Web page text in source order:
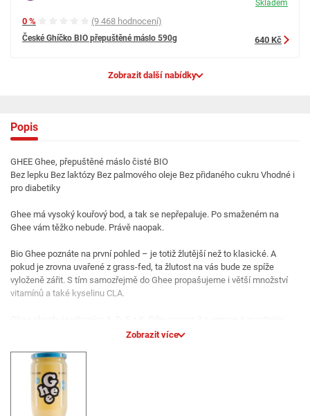
0 % (9 468 hodnocení)
České Ghíčko BIO přepuštěné máslo 590g
Skladem
640 Kč
Zobrazit další nabídky
Popis
GHEE Ghee, přepuštěné máslo čisté BIO
Bez lepku Bez laktózy Bez palmového oleje Bez přidaného cukru Vhodné i
pro diabetiky
Ghee má vysoký kouřový bod, a tak se nepřepaluje. Po smaženém na
Ghee vám těžko nebude. Právě naopak.
Bio Ghee poznáte na první pohled – je totiž žlutější než to klasické. A
pokud je zrovna uvařené z grass-fed, ta žlutost na vás bude ze spíže
vyloženě zářit. S tím samozřejmě do Ghee propašujeme i větší množství
vitamínů a také kyselinu CLA.
kyselinám pomáhá promazávat nervový systém a mozek. Kyselina
hladinu inzulinu v těle. Ghee také zlepšuje trávení a pomáhá s hubnutím,
protože energie mastných kyselin pomáhá spalovat tuky, a také na sebe
váže toxiny a volné radikály, které odvádí z těla pryč.
Ghee je jednoduše superpotravina, a to i pro alergiky na laktózu a kasein.
Zobrazit více